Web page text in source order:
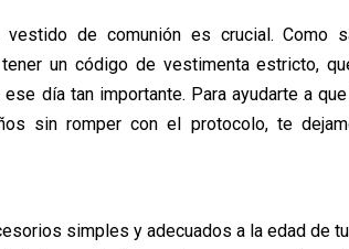
de comunión es crucial. Como
un código de vestimenta estricto,
día tan importante. Para ayudarte a
sin romper con el protocolo, te
simples y adecuados a la edad de